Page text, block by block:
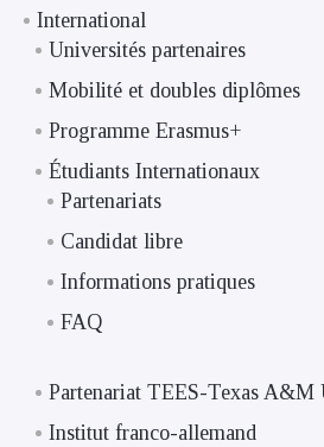
International
Universités partenaires
Mobilité et doubles diplômes
Programme Erasmus+
Étudiants Internationaux
Partenariats
Candidat libre
Informations pratiques
FAQ
Partenariat TEES-Texas A&M
Institut franco-allemand